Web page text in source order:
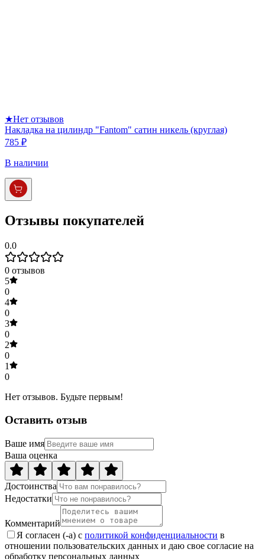
★Нет отзывов
Накладка на цилиндр "Fantom" сатин никель (круглая)
785 ₽
В наличии
Отзывы покупателей
0.0
0 отзывов
5
0
4
0
3
0
2
0
1
0
Нет отзывов. Будьте первым!
Оставить отзыв
Ваше имя
Ваша оценка
Достоинства
Недостатки
Комментарий
Я согласен (-а) с политикой конфиденциальности в
отношении пользовательских данных и даю свое согласие на
обработку персональных данных